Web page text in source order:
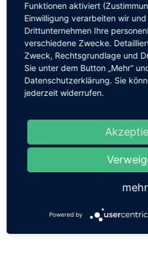
Einlass beginnt eine halbe
Veranstaltungsbeginn.
Das Theaterstück "DIE WELLE"
beruht auf dem gleichnamigen
Rhue von 1981. Rhue schrieb
von dem Experiment "The Third
hatte. Jones führte das
erforschen, wie Menschen von
und Gruppenzwang mitgerissen
Anziehungskraft faschistischer
In unseren Klassenspiel führt
Versuch in seiner
Funktionen aktiviert
Einwilligung verarbeiten wir
Drittunternehmen Ihre
verschiedene Zwecke.
Zweck, Rechtsgrundlage und
Sie unter dem Button „Mehr“
Datenschutzerklärung. Sie
jederzeit widerrufen.
mehr
Powered by